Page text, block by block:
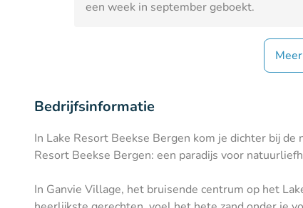
een week in september geboekt.
Bedrijfsinformatie
In Lake Resort Beekse Bergen kom je dichter bij
Resort Beekse Bergen: een paradijs voor
In Ganvie Village, het bruisende centrum op het